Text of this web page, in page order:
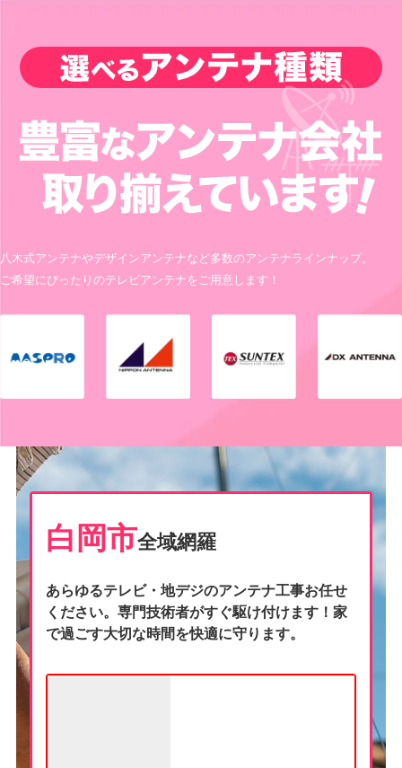
八木式アンテナやデザインアンテナなど多数のアンテナラインナップ。
ご希望にぴったりのテレビアンテナをご用意します！
白岡市全域網羅
あらゆるテレビ・地デジのアンテナ工事お任せ
ください。専門技術者がすぐ駆け付けます！家
で過ごす大切な時間を快適に守ります。